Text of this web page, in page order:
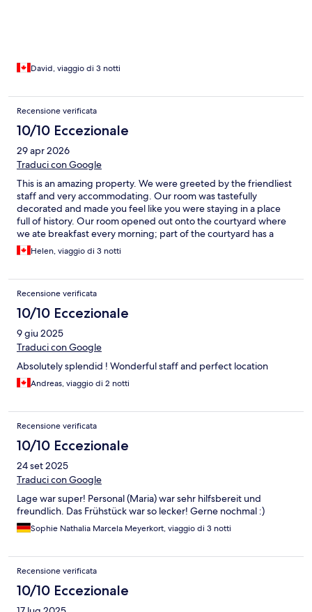
David, viaggio di 3 notti
Recensione verificata
10/10 Eccezionale
29 apr 2026
Traduci con Google
This is an amazing property. We were greeted by the friendliest
staff and very accommodating. Our room was tastefully
decorated and made you feel like you were staying in a place
full of history. Our room opened out onto the courtyard where
we ate breakfast every morning; part of the courtyard has a
small ancient church. The breakfast was so wonderful, so make
sure you wake up hungry. The hotel is centrally located in the
gave you a feeling of privacy. We did hire a car and found free
parking outside the old town very easy, with a short walk to the
hotel from our parking spot. I would highly recommend staying
in this hotel, the rooms are part of the accommodation that the
knights lived in in the 1500's.
Helen, viaggio di 3 notti
Recensione verificata
10/10 Eccezionale
9 giu 2025
Traduci con Google
Absolutely splendid ! Wonderful staff and perfect location
Andreas, viaggio di 2 notti
Recensione verificata
10/10 Eccezionale
24 set 2025
Traduci con Google
Lage war super! Personal (Maria) war sehr hilfsbereit und
freundlich. Das Frühstück war so lecker! Gerne nochmal :)
Sophie Nathalia Marcela Meyerkort, viaggio di 3 notti
Recensione verificata
10/10 Eccezionale